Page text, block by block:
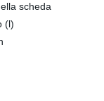
scheda
(l)